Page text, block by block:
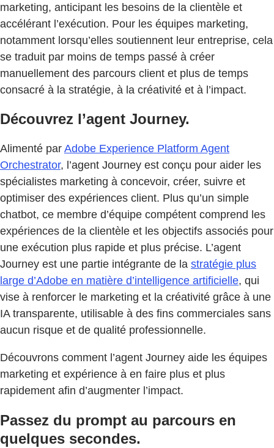
marketing, anticipant les besoins de la clientèle et
accélérant l’exécution. Pour les équipes marketing,
notamment lorsqu’elles soutiennent leur entreprise, cela
se traduit par moins de temps passé à créer
manuellement des parcours client et plus de temps
consacré à la stratégie, à la créativité et à l’impact.
Découvrez l’agent Journey.
Alimenté par Adobe Experience Platform Agent
Orchestrator, l’agent Journey est conçu pour aider les
spécialistes marketing à concevoir, créer, suivre et
optimiser des expériences client. Plus qu’un simple
chatbot, ce membre d’équipe compétent comprend les
expériences de la clientèle et les objectifs associés pour
une exécution plus rapide et plus précise. L’agent
Journey est une partie intégrante de la stratégie plus
large d’Adobe en matière d’intelligence artificielle, qui
vise à renforcer le marketing et la créativité grâce à une
IA transparente, utilisable à des fins commerciales sans
aucun risque et de qualité professionnelle.
Découvrons comment l’agent Journey aide les équipes
marketing et expérience à en faire plus et plus
rapidement afin d’augmenter l’impact.
Passez du prompt au parcours en
quelques secondes.